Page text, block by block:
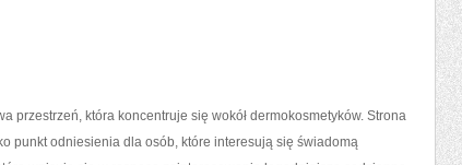
przestrzeń, która koncentruje się wokół dermokosmetyków. Strona
punkt odniesienia dla osób, które interesują się świadomą